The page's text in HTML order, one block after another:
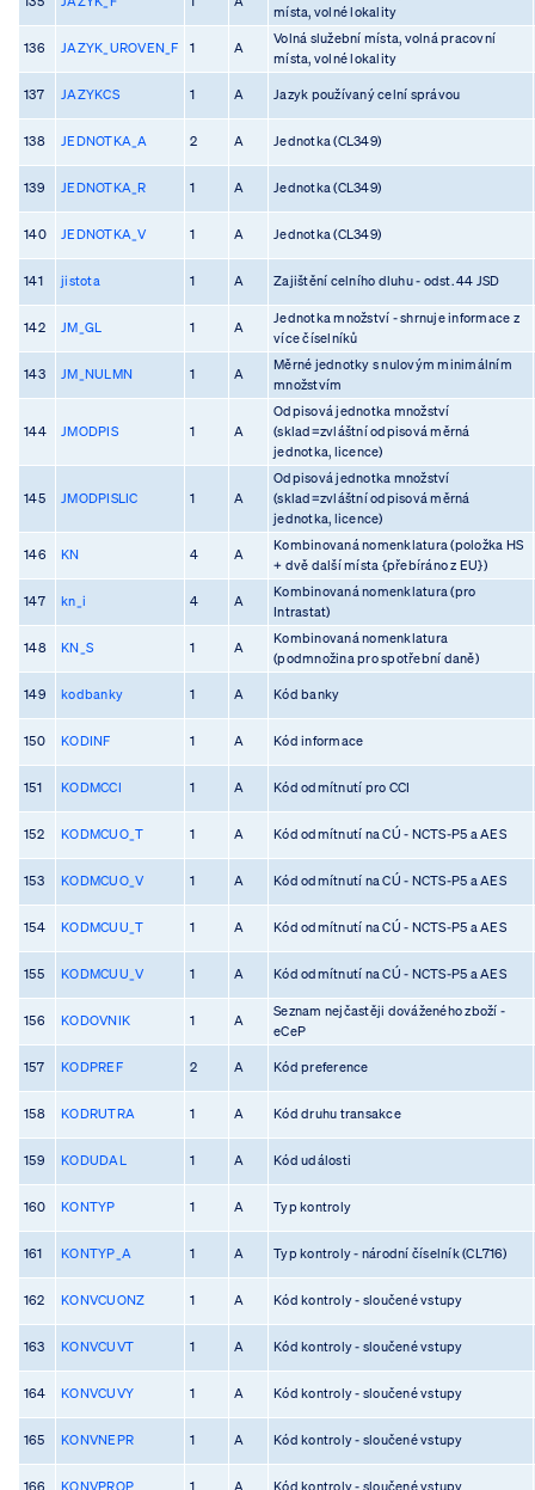
místa, volné lokality
136 JAZYK_UROVEN_F 1 A
Volná služební místa, volná pracovní
místa, volné lokality
137 JAZYKCS 1 A Jazyk používaný celní správou
138 JEDNOTKA_A 2 A Jednotka (CL349)
139 JEDNOTKA_R 1 A Jednotka (CL349)
140 JEDNOTKA_V 1 A Jednotka (CL349)
141 jistota 1 A Zajištění celního dluhu - odst. 44 JSD
142 JM_GL 1 A
Jednotka množství - shrnuje informace z
více číselníků
143 JM_NULMN 1 A
Měrné jednotky s nulovým minimálním
množstvím
144 JMODPIS 1 A
Odpisová jednotka množství
(sklad=zvláštní odpisová měrná
jednotka, licence)
145 JMODPISLIC 1 A
Odpisová jednotka množství
(sklad=zvláštní odpisová měrná
jednotka, licence)
146 KN 4 A
Kombinovaná nomenklatura (položka HS
+ dvě další místa {přebíráno z EU})
147 kn_i 4 A
Kombinovaná nomenklatura (pro
Intrastat)
148 KN_S 1 A
Kombinovaná nomenklatura
(podmnožina pro spotřební daně)
149 kodbanky 1 A Kód banky
150 KODINF 1 A Kód informace
151 KODMCCI 1 A Kód odmítnutí pro CCI
152 KODMCUO_T 1 A Kód odmítnutí na CÚ - NCTS-P5 a AES
153 KODMCUO_V 1 A Kód odmítnutí na CÚ - NCTS-P5 a AES
154 KODMCUU_T 1 A Kód odmítnutí na CÚ - NCTS-P5 a AES
155 KODMCUU_V 1 A Kód odmítnutí na CÚ - NCTS-P5 a AES
156 KODOVNIK 1 A
Seznam nejčastěji dováženého zboží -
eCeP
157 KODPREF 2 A Kód preference
158 KODRUTRA 1 A Kód druhu transakce
159 KODUDAL 1 A Kód události
160 KONTYP 1 A Typ kontroly
161 KONTYP_A 1 A Typ kontroly - národní číselník (CL716)
162 KONVCUONZ 1 A Kód kontroly - sloučené vstupy
163 KONVCUVT 1 A Kód kontroly - sloučené vstupy
164 KONVCUVY 1 A Kód kontroly - sloučené vstupy
165 KONVNEPR 1 A Kód kontroly - sloučené vstupy
166 KONVPROP 1 A Kód kontroly - sloučené vstupy